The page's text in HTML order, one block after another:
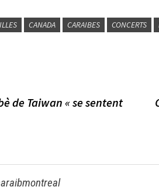
CANADA CARAIBES CONCERTS
:
de Taiwan « se sentent